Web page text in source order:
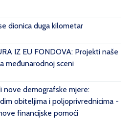
dionica duga kilometar
IZ EU FONDOVA: Projekti naše
međunarodnoj sceni
nove demografske mjere:
obiteljima i poljoprivrednicima -
financijske pomoći